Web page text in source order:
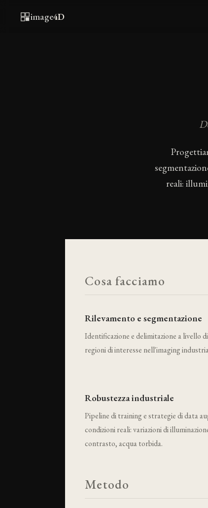
image4D
reali:
Cosa facciamo
Rilevamento e segmentazione
Identificazione e delimitazione a livello
regioni di interesse nell'imaging
Robustezza industriale
Pipeline di training e strategie di data
condizioni reali: variazioni di
contrasto, acqua torbida.
Metodo